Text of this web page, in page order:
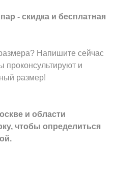
- скидка и бесплатная
Напишите сейчас
и
размер!
и области
чтобы определиться